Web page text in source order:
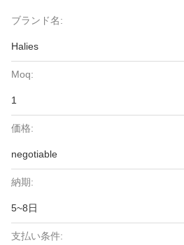
ブランド名:
Halies
Moq:
1
価格:
negotiable
納期:
5~8日
支払い条件: